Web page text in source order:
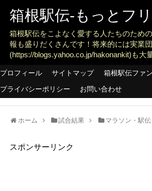
箱根駅伝-もっとフ
箱根駅伝をこよなく愛する人たちのため
報も盛りだくさんです！将来的には実業
(https://blogs.yahoo.co.jp/hakonankit)も大
プロフィール サイトマップ 箱根駅伝ファ
プライバシーポリシー
お問い合わせ
ホーム 試合結果 マラソン・駅
スポンサーリンク